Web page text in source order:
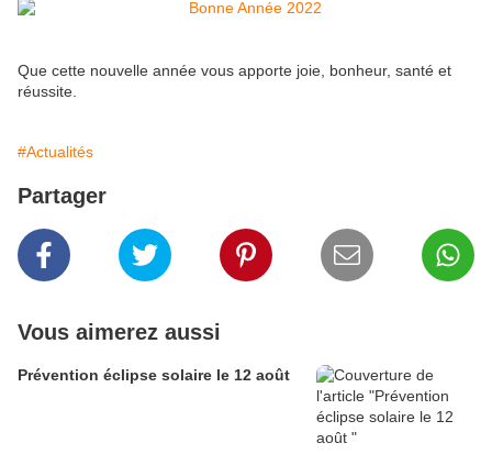
Que cette nouvelle année vous apporte joie, bonheur, santé et
réussite.
#Actualités
Partager
Vous aimerez aussi
Prévention éclipse solaire le 12 août